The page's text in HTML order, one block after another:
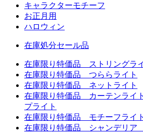
キャラクターモチーフ
お正月用
ハロウィン
在庫処分セール品
在庫限り特価品 ストリングラ
在庫限り特価品 つららライト
在庫限り特価品 ネットライト
在庫限り特価品 カーテンライ
プライト
在庫限り特価品 モチーフライ
在庫限り特価品 シャンデリア